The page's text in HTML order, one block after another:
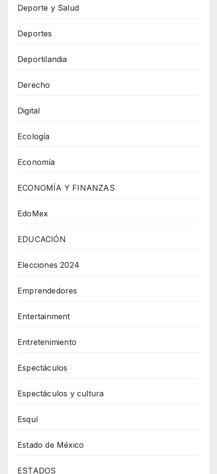
Deporte y Salud
Deportes
Deportilandia
Derecho
Digital
Ecología
Economía
ECONOMÍA Y FINANZAS
EdoMex
EDUCACIÓN
Elecciones 2024
Emprendedores
Entertainment
Entretenimiento
Espectáculos
Espectáculos y cultura
Esquí
Estado de México
ESTADOS